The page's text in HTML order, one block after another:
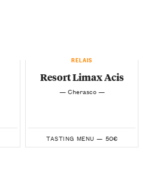
RELAIS
Resort Limax Acis
— Cherasco —
TASTING MENU — 50€